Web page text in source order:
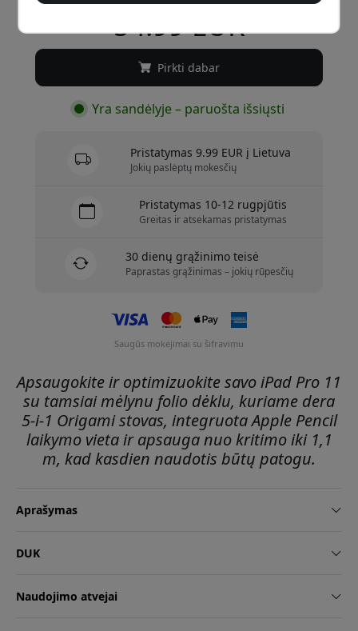
54.99 EUR
Pirkti dabar
Yra sandėlyje – paruošta išsiųsti
Pristatymas 9.99 EUR į Lietuva
Jokių paslėptų mokesčių
Pristatymas 10-12 rugpjūtis
Greitas ir atsekamas pristatymas
30 dienų grąžinimo teisė
Paprastas grąžinimas – jokių rūpesčių
Saugūs mokėjimai su šifravimu
Apsaugokite ir optimizuokite savo iPad Pro 11
su tamsiai mėlynu folio dėklu, kuriame dera
5-i-1 Origami stovas, integruota Apple Pencil
laikymo vieta ir apsauga nuo kritimo iki 1,1
m, kad kasdien naudotis būtų patogu.
Aprašymas
DUK
Naudojimo atvejai